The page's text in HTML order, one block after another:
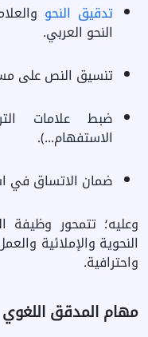
تدقيق النحو
النحو العربي.
تنسيق النص على
ضبط علامات
الاستفهام...).
ضمان الاتساق في
وعليه؛ تتمحور وظيفة
النحوية والإملائية
واحترافية.
مهام المدقق اللغوي